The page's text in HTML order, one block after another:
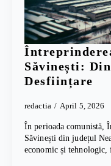
Săvinești:
Desființare
redactia April 5, 2026
În perioada comunistă,
Săvinești din județul
economic și